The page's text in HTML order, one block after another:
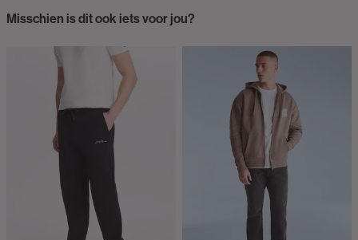
Misschien is dit ook iets voor jou?